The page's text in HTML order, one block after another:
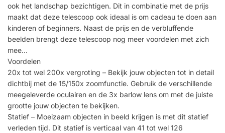
ook het landschap bezichtigen. Dit in combinatie met de prijs
maakt dat deze telescoop ook ideaal is om cadeau te doen aan
kinderen of beginners. Naast de prijs en de verbluffende
beelden brengt deze telescoop nog meer voordelen met zich
mee…
Voordelen
20x tot wel 200x vergroting – Bekijk jouw objecten tot in detail
dichtbij met de 15/150x zoomfunctie. Gebruik de verschillende
meegeleverde oculairen en de 3x barlow lens om met de juiste
grootte jouw objecten te bekijken.
Statief – Moeizaam objecten in beeld krijgen is met dit statief
verleden tijd. Dit statief is verticaal van 41 tot wel 126